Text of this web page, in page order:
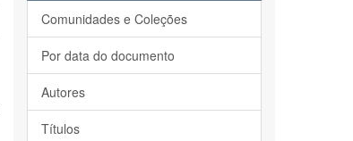
Comunidades e Coleções
Por data do documento
Autores
Títulos